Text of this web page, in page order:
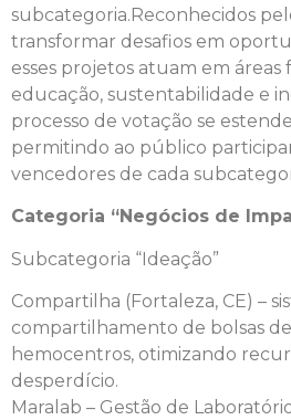
subcategoria.Reconhecidos
transformar desafios em
esses projetos atuam em
educação, sustentabilidade e
processo de votação se
permitindo ao público
vencedores de cada
Categoria “Negócios de
Subcategoria “Ideação”
Compartilha (Fortaleza, CE) –
compartilhamento de bolsas
hemocentros, otimizando
desperdício.
Maralab – Gestão de